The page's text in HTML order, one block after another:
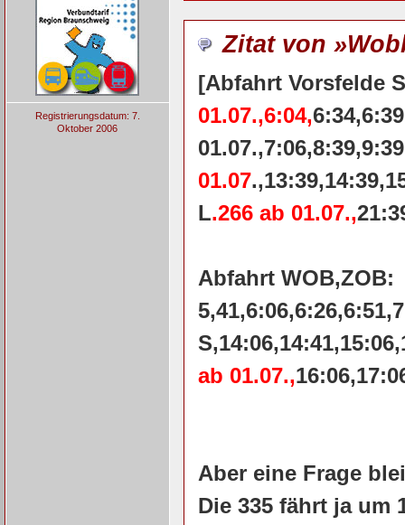
Registrierungsdatum: 7.
Oktober 2006
Zitat von
[Abfahrt Vorsfelde
01.07.,6:04,
01.07
L.266 ab 01.07.,
Abfahrt WOB,ZOB:
ab 01.07.,
Aber eine Frage
Die 335 fährt ja um